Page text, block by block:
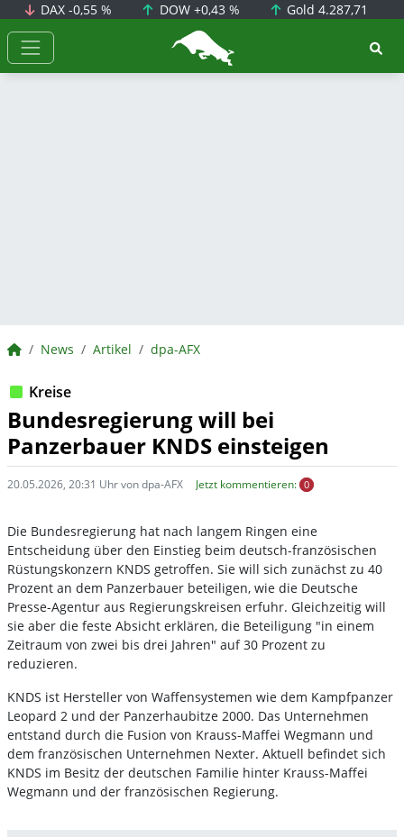
DAX-0,55 % DOW +0,43 % Gold4.287,71
BörsenNEWS.de
BörsenNEWS.de
News Artikel dpa-AFX
Kreise
Bundesregierung will bei
Panzerbauer KNDS einsteigen
20.05.2026, 20:31 Uhr von dpa-AFX Jetzt kommentieren: 0
Die Bundesregierung hat nach langem Ringen eine
Entscheidung über den Einstieg beim deutsch-französischen
Rüstungskonzern KNDS getroffen. Sie will sich zunächst zu 40
Prozent an dem Panzerbauer beteiligen, wie die Deutsche
Presse-Agentur aus Regierungskreisen erfuhr. Gleichzeitig will
sie aber die feste Absicht erklären, die Beteiligung "in einem
Zeitraum von zwei bis drei Jahren" auf 30 Prozent zu
reduzieren.
KNDS ist Hersteller von Waffensystemen wie dem Kampfpanzer
Leopard 2 und der Panzerhaubitze 2000. Das Unternehmen
entstand durch die Fusion von Krauss-Maffei Wegmann und
dem französischen Unternehmen Nexter. Aktuell befindet sich
KNDS im Besitz der deutschen Familie hinter Krauss-Maffei
Wegmann und der französischen Regierung.